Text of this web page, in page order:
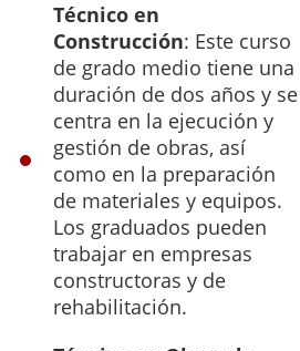
Técnico en
Construcción: Este curso
de grado medio tiene una
duración de dos años y se
centra en la ejecución y
gestión de obras, así
como en la preparación
de materiales y equipos.
Los graduados pueden
trabajar en empresas
constructoras y de
rehabilitación.